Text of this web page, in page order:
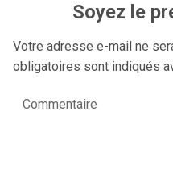
Soyez le
Votre adresse e-mail ne
obligatoires sont indiqués
Commentaire